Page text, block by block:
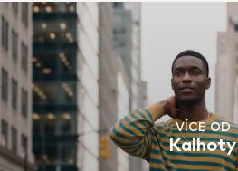
VÍCE OD
Kalhoty